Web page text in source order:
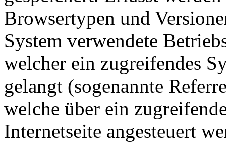
Browsertypen und
System verwendete
welcher ein zugreifendes
gelangt (sogenannte
welche über ein
Internetseite angesteuert